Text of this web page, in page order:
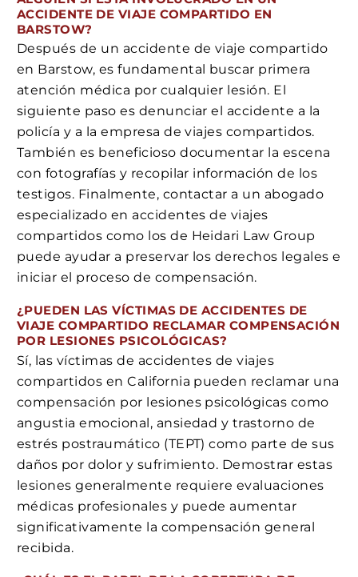
ACCIDENTE DE VIAJE COMPARTIDO EN
BARSTOW?
Después de un accidente de viaje compartido
en Barstow, es fundamental buscar primera
atención médica por cualquier lesión. El
siguiente paso es denunciar el accidente a la
policía y a la empresa de viajes compartidos.
También es beneficioso documentar la escena
con fotografías y recopilar información de los
testigos. Finalmente, contactar a un abogado
especializado en accidentes de viajes
compartidos como los de Heidari Law Group
puede ayudar a preservar los derechos legales e
iniciar el proceso de compensación.
¿PUEDEN LAS VÍCTIMAS DE ACCIDENTES DE
VIAJE COMPARTIDO RECLAMAR COMPENSACIÓN
POR LESIONES PSICOLÓGICAS?
Sí, las víctimas de accidentes de viajes
compartidos en California pueden reclamar una
compensación por lesiones psicológicas como
angustia emocional, ansiedad y trastorno de
estrés postraumático (TEPT) como parte de sus
daños por dolor y sufrimiento. Demostrar estas
lesiones generalmente requiere evaluaciones
médicas profesionales y puede aumentar
significativamente la compensación general
recibida.